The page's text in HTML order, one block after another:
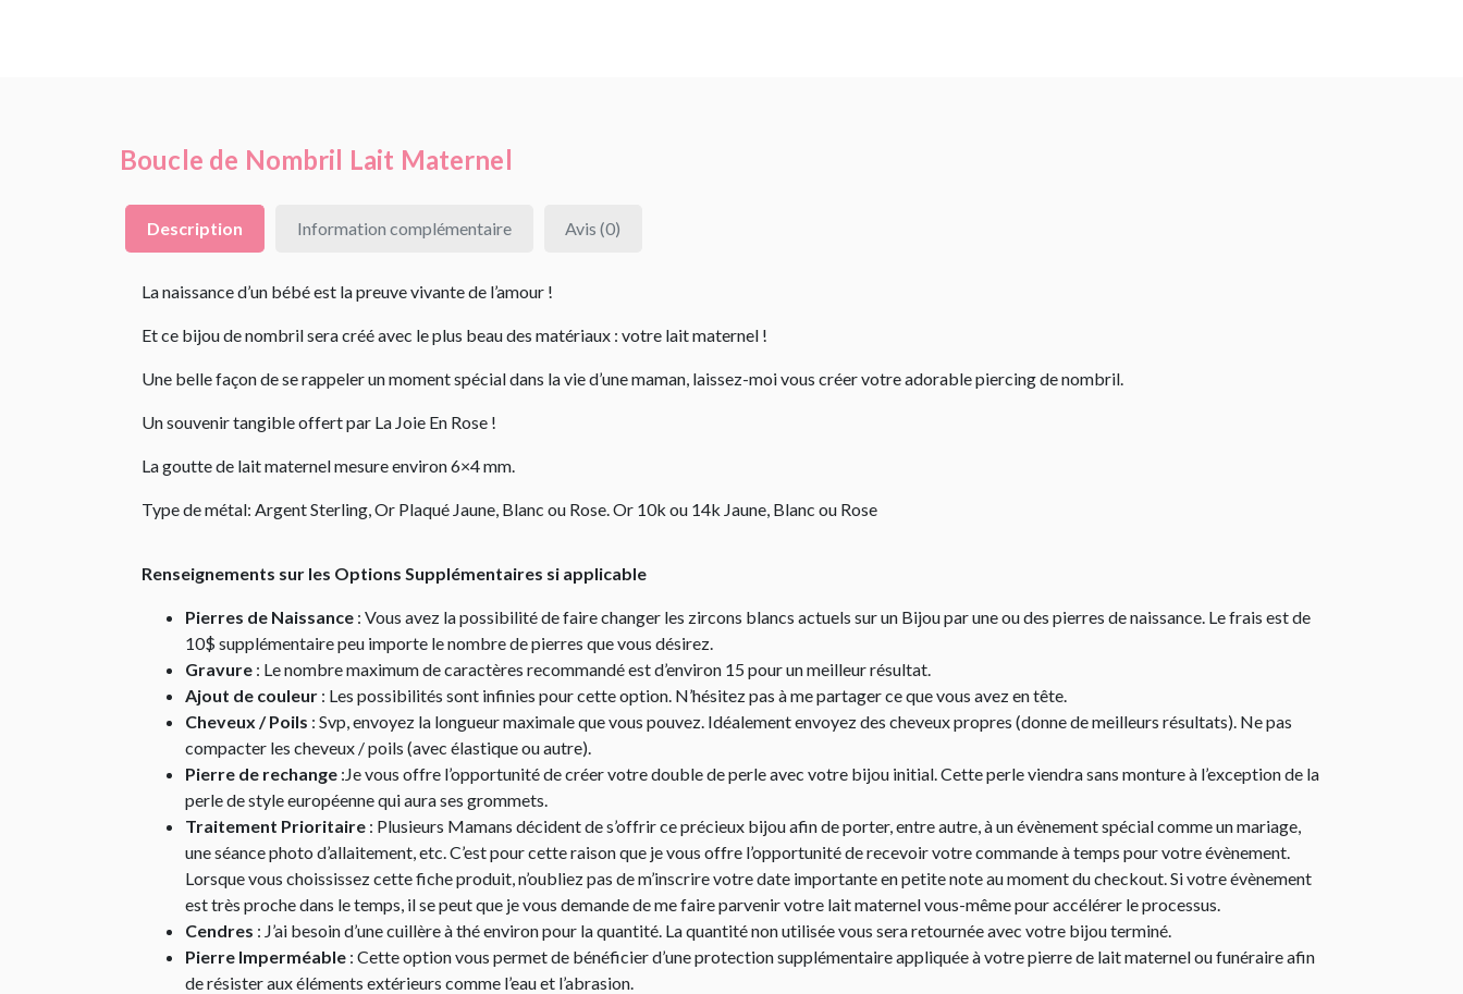
Boucle de Nombril Lait Maternel
Description Information complémentaire Avis (0)
La naissance d’un bébé est la preuve vivante de l’amour !
Et ce bijou de nombril sera créé avec le plus beau des matériaux : votre lait maternel !
Une belle façon de se rappeler un moment spécial dans la vie d’une maman, laissez-moi vous créer votre adorable piercing de nombril.
Un souvenir tangible offert par La Joie En Rose !
La goutte de lait maternel mesure environ 6×4 mm.
Type de métal: Argent Sterling, Or Plaqué Jaune, Blanc ou Rose. Or 10k ou 14k Jaune, Blanc ou Rose
Renseignements sur les Options Supplémentaires si applicable
Pierres de Naissance : Vous avez la possibilité de faire changer les zircons blancs actuels sur un Bijou par une ou des pierres de naissance. Le frais est de
10$ supplémentaire peu importe le nombre de pierres que vous désirez.
Gravure : Le nombre maximum de caractères recommandé est d’environ 15 pour un meilleur résultat.
Ajout de couleur : Les possibilités sont infinies pour cette option. N’hésitez pas à me partager ce que vous avez en tête.
Cheveux / Poils : Svp, envoyez la longueur maximale que vous pouvez. Idéalement envoyez des cheveux propres (donne de meilleurs résultats). Ne pas
compacter les cheveux / poils (avec élastique ou autre).
Pierre de rechange :Je vous offre l’opportunité de créer votre double de perle avec votre bijou initial. Cette perle viendra sans monture à l’exception de la
perle de style européenne qui aura ses grommets.
Traitement Prioritaire : Plusieurs Mamans décident de s’offrir ce précieux bijou afin de porter, entre autre, à un évènement spécial comme un mariage,
une séance photo d’allaitement, etc. C’est pour cette raison que je vous offre l’opportunité de recevoir votre commande à temps pour votre évènement.
Lorsque vous choississez cette fiche produit, n’oubliez pas de m’inscrire votre date importante en petite note au moment du checkout. Si votre évènement
est très proche dans le temps, il se peut que je vous demande de me faire parvenir votre lait maternel vous-même pour accélérer le processus.
Cendres : J’ai besoin d’une cuillère à thé environ pour la quantité. La quantité non utilisée vous sera retournée avec votre bijou terminé.
Pierre Imperméable : Cette option vous permet de bénéficier d’une protection supplémentaire appliquée à votre pierre de lait maternel ou funéraire afin
de résister aux éléments extérieurs comme l’eau et l’abrasion.